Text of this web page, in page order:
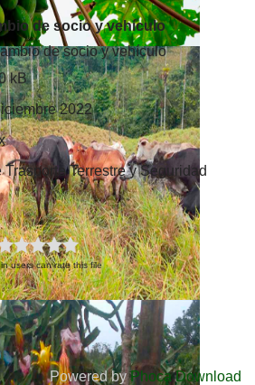
de socio y vehículo
de socio y vehículo
kB
2022
Terrestre y Seguridad
users can rate this file
Powered byPhoca Download